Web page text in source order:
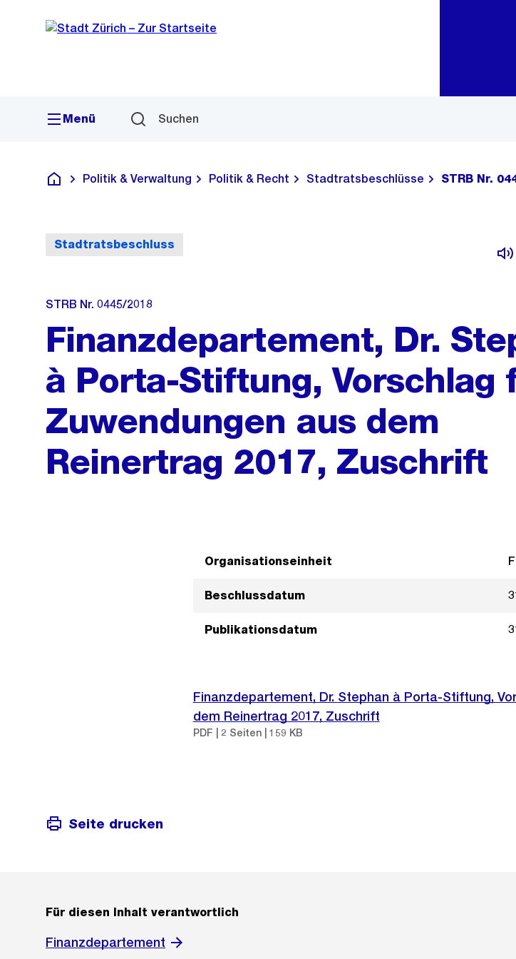
Navigation
Sprunglink
Menü Suchen
Deutsch
Politik & Verwaltung Politik & Recht Stadtratsbeschlüsse STRB Nr.
Stadtratsbeschluss
STRB Nr. 0445/2018
Finanzdepartement, Dr.
à Porta-Stiftung, Vorschlag
Zuwendungen aus dem
Reinertrag 2017, Zuschrift
Organisationseinheit
Beschlussdatum
Publikationsdatum
Finanzdepartement, Dr. Stephan à Porta-Stiftung,
dem Reinertrag 2017, Zuschrift
PDF | 2 Seiten | 159 KB
Seite drucken
Für diesen Inhalt verantwortlich
Finanzdepartement